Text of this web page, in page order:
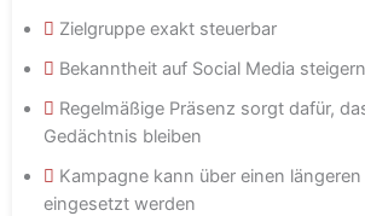
Zielgruppe exakt steuerbar
Bekanntheit auf Social Media steigern
Regelmäßige Präsenz sorgt dafür,
Gedächtnis bleiben
Kampagne kann über einen
eingesetzt werden